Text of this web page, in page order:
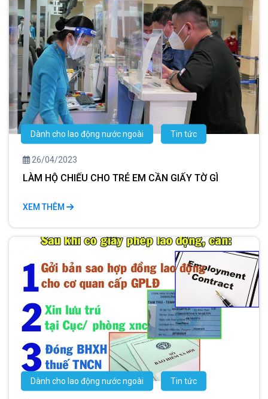
Dành cho lao động nước ngoài Tin tức
26/04/2023
LÀM HỘ CHIẾU CHO TRẺ EM CẦN GIẤY TỜ GÌ
XEM THÊM
Dành cho lao động nước ngoài Tin tức